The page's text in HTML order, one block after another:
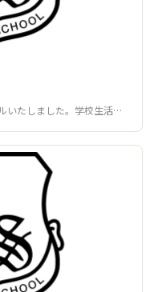
いたしました。学校生活…